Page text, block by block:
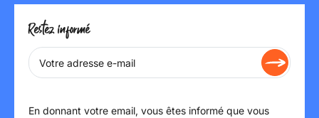
Restez informé
En donnant votre email, vous êtes informé que vous